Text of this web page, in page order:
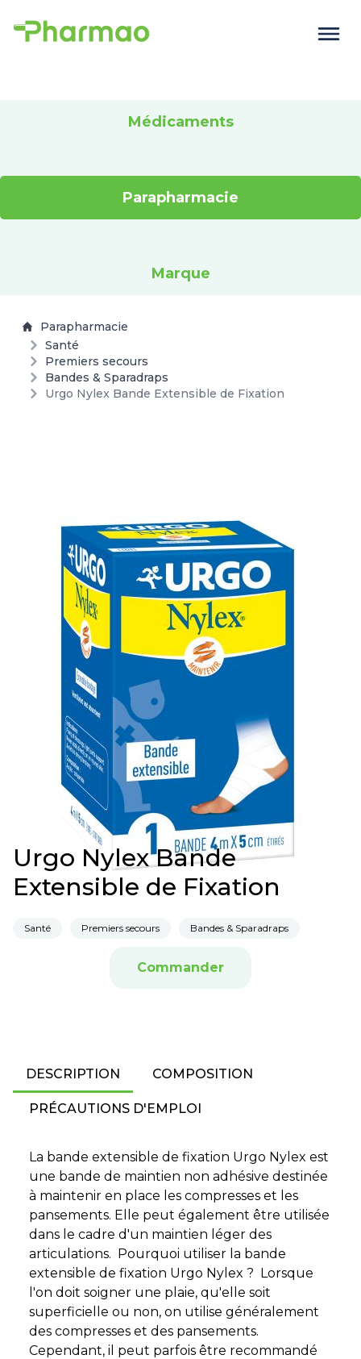
Médicaments
Parapharmacie
Marque
Parapharmacie
Santé
Premiers secours
Bandes & Sparadraps
Urgo Nylex Bande Extensible de Fixation
Urgo Nylex Bande
Extensible de Fixation
Santé Premiers secours Bandes & Sparadraps
Commander
DESCRIPTION COMPOSITION
PRÉCAUTIONS D'EMPLOI
La bande extensible de fixation Urgo Nylex est
une bande de maintien non adhésive destinée
à maintenir en place les compresses et les
pansements. Elle peut également être utilisée
dans le cadre d'un maintien léger des
articulations. Pourquoi utiliser la bande
extensible de fixation Urgo Nylex ? Lorsque
l'on doit soigner une plaie, qu'elle soit
superficielle ou non, on utilise généralement
des compresses et des pansements.
Cependant, il peut parfois être recommandé